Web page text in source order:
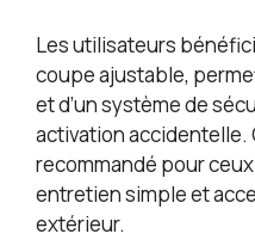
Les utilisateurs
coupe ajustable,
et d’un système de
activation accidentelle.
recommandé pour
entretien simple et
extérieur.